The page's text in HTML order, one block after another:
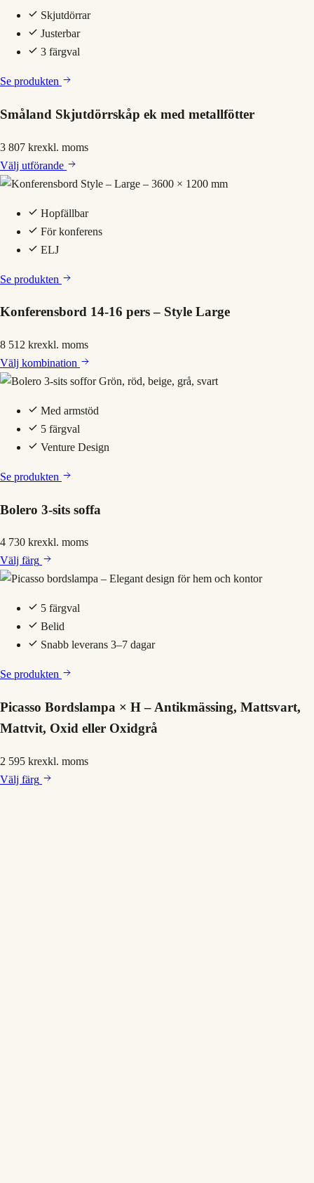
Skjutdörrar
Justerbar
3 färgval
Se produkten
Småland Skjutdörrskåp ek med metallfötter
3 807 krexkl. moms
Välj utförande
Hopfällbar
För konferens
ELJ
Se produkten
Konferensbord 14-16 pers – Style Large
8 512 krexkl. moms
Välj kombination
Med armstöd
5 färgval
Venture Design
Se produkten
Bolero 3-sits soffa
4 730 krexkl. moms
Välj färg
5 färgval
Belid
Snabb leverans 3–7 dagar
Se produkten
Picasso Bordslampa × H – Antikmässing, Mattsvart,
Mattvit, Oxid eller Oxidgrå
2 595 krexkl. moms
Välj färg